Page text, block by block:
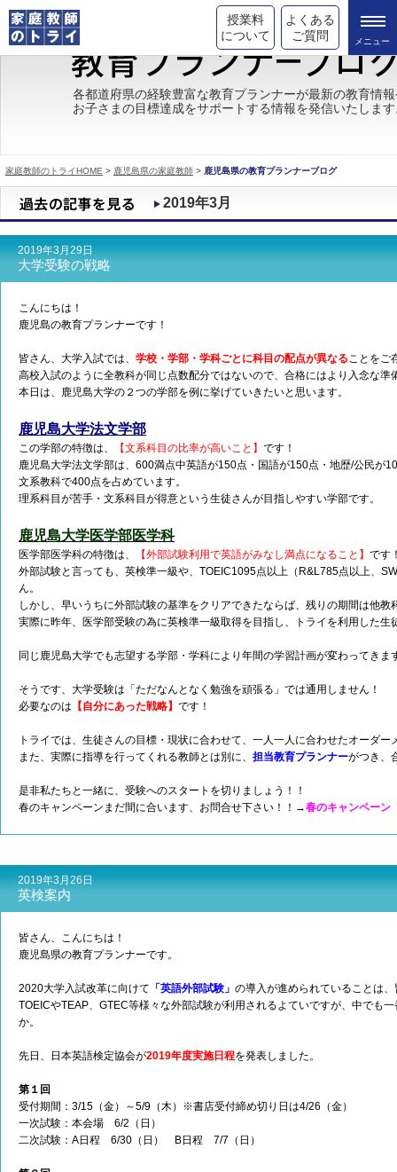
授業料
について
よくある
ご質問
トライの教育理念
成績が上がる理由
都道府県別情報
合格体験談
キャンペーン情報
各都道府県の経験豊富な教育プランナーが最新の教育情
お子さまの目標達成をサポートする情報を発信いたしま
家庭教師のトライHOME > 鹿児島県の家庭教師 > 鹿児島県の教育プランナーブログ
2019年3月
2019年3月29日
大学受験の戦略
こんにちは！
鹿児島の教育プランナーです！
皆さん、大学入試では、 学校・学部・学科ごとに科目の配点が異なることをご
高校入試のように全教科が同じ点数配分ではないので、合格にはより入念な準
本日は、鹿児島大学の２つの学部を例に挙げていきたいと思います。
鹿児島大学法文学部
この学部の特徴は、 【文系科目の比率が高いこと】 です！
鹿児島大学法文学部は、600満点中英語が150点・国語が150点・地歴/公民が
文系教科で400点を占めています。
理系科目が苦手・文系科目が得意という生徒さんが目指しやすい学部です。
鹿児島大学医学部医学科
医学部医学科の特徴は、 【外部試験利用で英語がみなし満点になること】 です
外部試験と言っても、英検準一級や、TOEIC1095点以上（R&L785点以上、
ん。
しかし、早いうちに外部試験の基準をクリアできたならば、残りの期間は他
実際に昨年、医学部受験の為に英検準一級取得を目指し、トライを利用した生
同じ鹿児島大学でも志望する学部・学科により年間の学習計画が変わってきま
そうです、大学受験は「ただなんとなく勉強を頑張る」では通用しません！
必要なのは 【自分にあった戦略】 です！
トライでは、生徒さんの目標・現状に合わせて、一人一人に合わせたオーダ
また、実際に指導を行ってくれる教師とは別に、 担当教育プランナーがつき、
是非私たちと一緒に、受験へのスタートを切りましょう！！
春のキャンペーンまだ間に合います、お問合せ下さい！！→春のキャンペーン
2019年3月26日
英検案内
皆さん、こんにちは！
鹿児島県の教育プランナーです。
2020大学入試改革に向けて 「英語外部試験」 の導入が進められていることは
TOEICやTEAP、GTEC等様々な外部試験が利用されるよていですが、中でも
か。
先日、日本英語検定協会が2019年度実施日程を発表しました。
第１回
受付期間：3/15（金）～5/9（木）※書店受付締め切り日は4/26（金）
一次試験：本会場 6/2（日）
二次試験：A日程 6/30（日） B日程 7/7（日）